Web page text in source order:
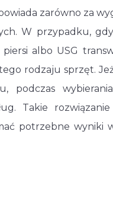
zarówno za
W przypadku,
albo USG
rodzaju sprzęt.
podczas
Takie
potrzebne wyniki